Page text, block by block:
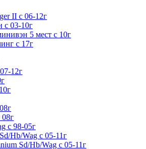
II с 06-12г
с 03-10г
5 мест с 10г
с 17г
12г
с 98-05г
Hb/Wag с 05-11г
Sd/Hb/Wag с 05-11г